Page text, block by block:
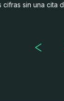
cifras sin una